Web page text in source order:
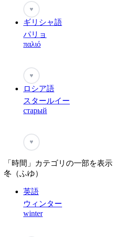
♥
ギリシャ語
パリョ
παλιό
♥
ロシア語
スタールイー
старый
♥
「時間」カテゴリの一部を表示
冬（ふゆ）
英語
ウィンター
winter